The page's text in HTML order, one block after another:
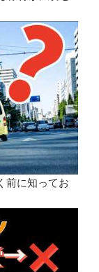
前に知ってお